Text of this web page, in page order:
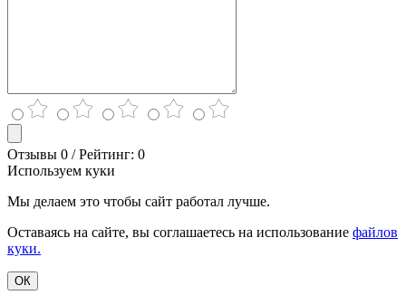
Отзывы 0 / Рейтинг: 0
Используем куки
Мы делаем это чтобы сайт работал лучше.
Оставаясь на сайте, вы соглашаетесь на использование файлов
куки.
ОК